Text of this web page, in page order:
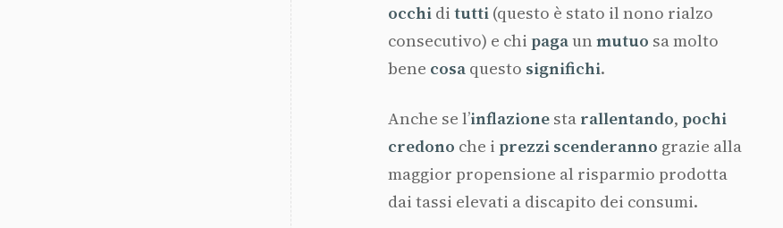
occhi ditutti (questo è stato il nono rialzo
consecutivo) e chipagaunmutuo sa molto
bene cosa questo significhi.
Anche se l’inflazione sta rallentando,pochi
credono che iprezzi scenderanno grazie alla
maggior propensione al risparmio prodotta
dai tassi elevati a discapito dei consumi.